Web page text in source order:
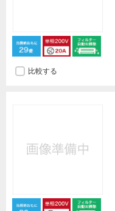
比較する